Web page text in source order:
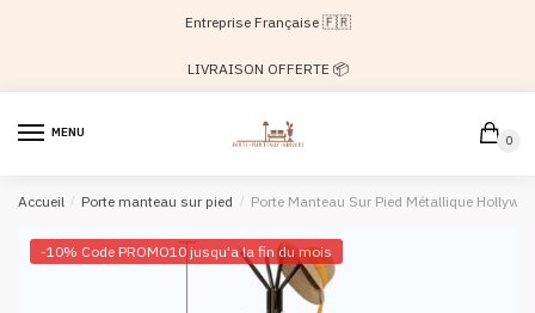
navigation
Entreprise Française 🇫🇷
LIVRAISON OFFERTE 📦
MENU
0
Accueil / Porte manteau sur pied / Porte Manteau Sur Pied Métallique
-10% Code PROMO10 jusqu'a la fin du mois